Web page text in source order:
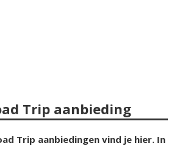
Trip aanbieding
Trip aanbiedingen vind je hier. In